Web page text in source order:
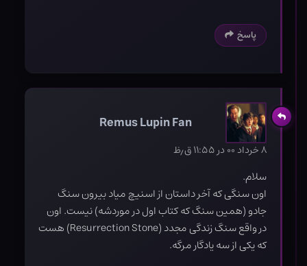
پاسخ
Remus Lupin Fan
۸ خرداد ۰۰ در ۱۱:۵۵ ق٫ظ
سلام.
اون سنگی که آخر داستان از اسنیچ میاد بیرون سنگ
جادو (همین سنگ که کتاب اول در موردشه) نیست. اون
در واقع سنگ زندگی مجدد (Resurrection Stone) هست
که یکی از سه یادگار مرگه.